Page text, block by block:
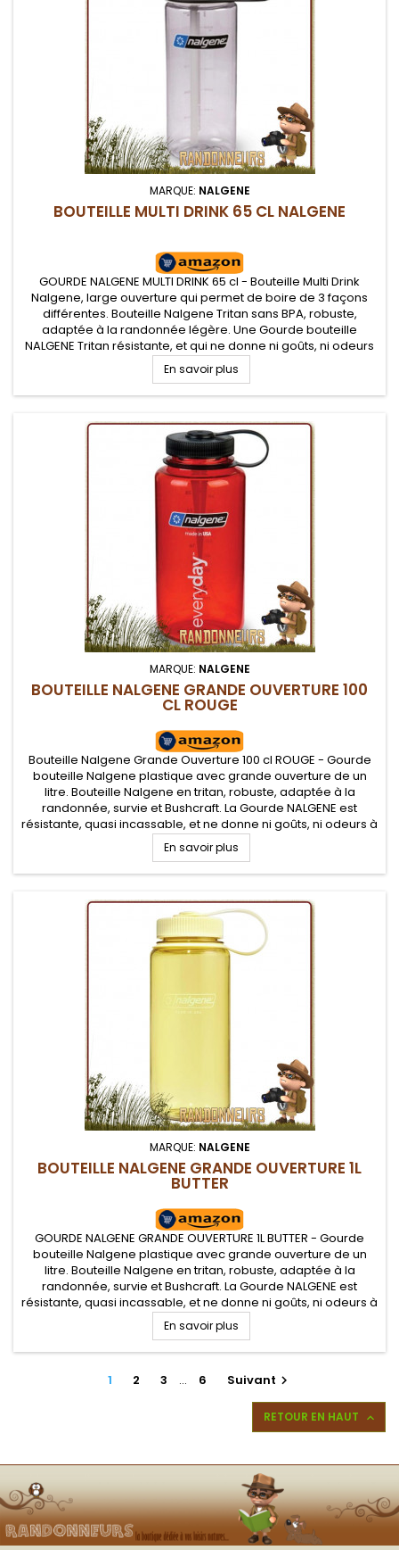
MARQUE: NALGENE
BOUTEILLE MULTI DRINK 65 CL NALGENE
GOURDE NALGENE MULTI DRINK 65 cl - Bouteille Multi Drink
Nalgene, large ouverture qui permet de boire de 3 façons
différentes. Bouteille Nalgene Tritan sans BPA, robuste,
adaptée à la randonnée légère. Une Gourde bouteille
NALGENE Tritan résistante, et qui ne donne ni goûts, ni odeurs
aux boissons
En savoir plus
MARQUE: NALGENE
BOUTEILLE NALGENE GRANDE OUVERTURE 100
CL ROUGE
Bouteille Nalgene Grande Ouverture 100 cl ROUGE - Gourde
bouteille Nalgene plastique avec grande ouverture de un
litre. Bouteille Nalgene en tritan, robuste, adaptée à la
randonnée, survie et Bushcraft. La Gourde NALGENE est
résistante, quasi incassable, et ne donne ni goûts, ni odeurs à
vos boissons et garantie sans BPA. Base droite pour l'intégrer
dans...
En savoir plus
MARQUE: NALGENE
BOUTEILLE NALGENE GRANDE OUVERTURE 1L
BUTTER
GOURDE NALGENE GRANDE OUVERTURE 1L BUTTER - Gourde
bouteille Nalgene plastique avec grande ouverture de un
litre. Bouteille Nalgene en tritan, robuste, adaptée à la
randonnée, survie et Bushcraft. La Gourde NALGENE est
résistante, quasi incassable, et ne donne ni goûts, ni odeurs à
vos boissons et garantie sans BPA. Base droite pour l'intégrer
dans la...
En savoir plus
1 2 3 … 6 Suivant 
RETOUR EN HAUT 